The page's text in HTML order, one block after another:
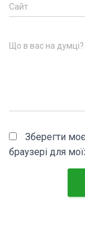
Сайт
Що в вас на думці?
Зберегти
браузері для